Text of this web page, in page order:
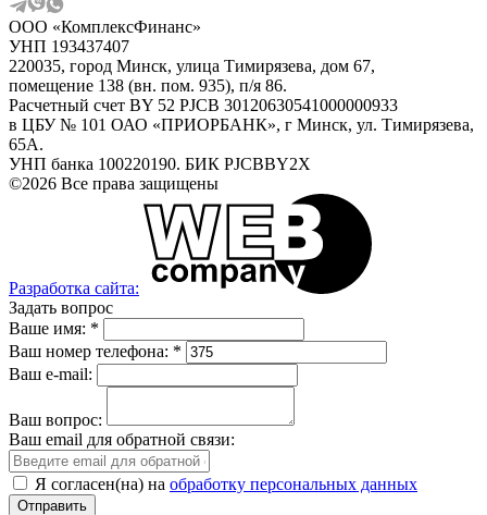
ООО «КомплексФинанс»
УНП 193437407
220035, город Минск, улица Тимирязева, дом 67,
помещение 138 (вн. пом. 935), п/я 86.
Расчетный счет BY 52 PJCB 30120630541000000933
в ЦБУ № 101 ОАО «ПРИОРБАНК», г Минск, ул. Тимирязева,
65А.
УНП банка 100220190. БИК PJCBBY2X
©2026 Все права защищены
Разработка сайта:
Задать вопрос
Ваше имя: *
Ваш номер телефона: *
Ваш e-mail:
Ваш вопрос:
Ваш email для обратной связи:
Я согласен(на) на обработку персональных данных